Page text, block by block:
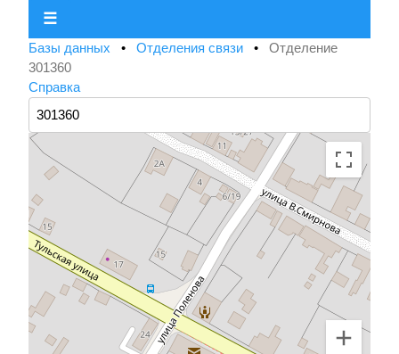
☰
Базы данных • Отделения связи • Отделение
301360
Справка